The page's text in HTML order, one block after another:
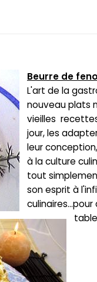
Beurre de
L'art de la
nouveau plats
vieilles
jour, les
leur
à la culture
tout
son esprit à